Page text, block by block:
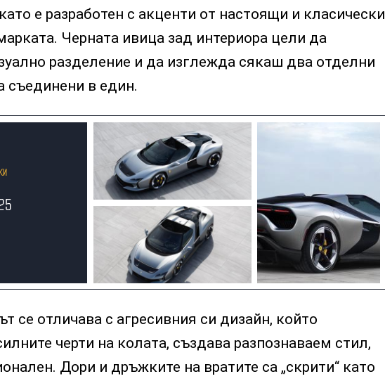
е разработен с акценти от настоящи и класически
Черната ивица зад интериора цели да
разделение и да изглежда сякаш два отделни
съединени в един.
се отличава с агресивния си дизайн, който
черти на колата, създава разпознаваем стил,
Дори и дръжките на вратите са „скрити“ като